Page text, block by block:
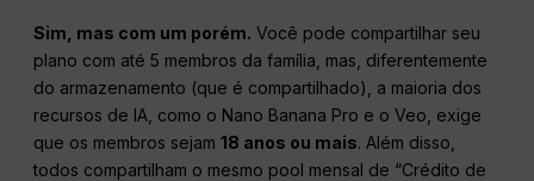
Sim, mas com um porém. Você pode compartilhar seu
plano com até 5 membros da família, mas, diferentemente
do armazenamento (que é compartilhado), a maioria dos
recursos de IA, como o Nano Banana Pro e o Veo, exige
que os membros sejam18 anos ou mais. Além disso,
todos compartilham o mesmo pool mensal de “Crédito de